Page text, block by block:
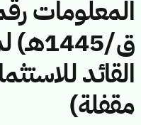
ق/
القائد
مقفلة)